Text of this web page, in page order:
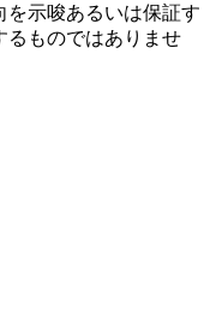
を示唆あるいは保証す
るものではありませ